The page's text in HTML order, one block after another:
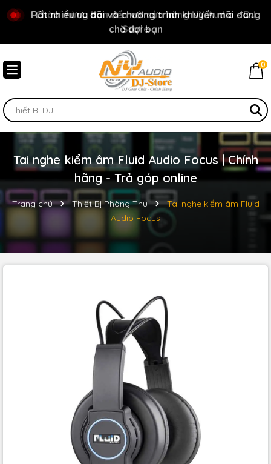
Chào mừng bạn đến với cửa hàng NY Audio - DJ
Store
Rất nhiều ưu đãi và chương trình khuyến mãi đang
chờ đợi bạn
0
Tai nghe kiểm âm Fluid Audio Focus | Chính
hãng - Trả góp online
Trang chủ Thiết Bị Phòng Thu
Tai nghe kiểm âm Fluid
Audio Focus